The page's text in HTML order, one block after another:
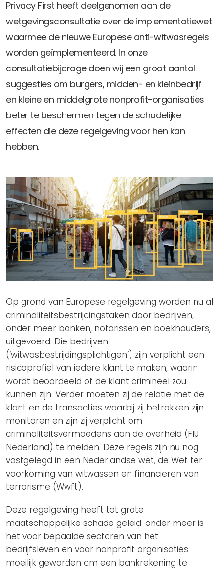
Privacy First heeft deelgenomen aan de
wetgevingsconsultatie over de implementatiewet
waarmee de nieuwe Europese anti-witwasregels
worden geïmplementeerd. In onze
consultatiebijdrage doen wij een groot aantal
suggesties om burgers, midden- en kleinbedrijf
en kleine en middelgrote nonprofit-organisaties
beter te beschermen tegen de schadelijke
effecten die deze regelgeving voor hen kan
hebben.
Op grond van Europese regelgeving worden nu al
criminaliteitsbestrijdingstaken door bedrijven,
onder meer banken, notarissen en boekhouders,
uitgevoerd. Die bedrijven
(‘witwasbestrijdingsplichtigen’) zijn verplicht een
risicoprofiel van iedere klant te maken, waarin
wordt beoordeeld of de klant crimineel zou
kunnen zijn. Verder moeten zij de relatie met de
klant en de transacties waarbij zij betrokken zijn
monitoren en zijn zij verplicht om
criminaliteitsvermoedens aan de overheid (FIU
Nederland) te melden. Deze regels zijn nu nog
vastgelegd in een Nederlandse wet, de Wet ter
voorkoming van witwassen en financieren van
terrorisme (Wwft).
Deze regelgeving heeft tot grote
maatschappelijke schade geleid: onder meer is
het voor bepaalde sectoren van het
bedrijfsleven en voor nonprofit organisaties
moeilijk geworden om een bankrekening te